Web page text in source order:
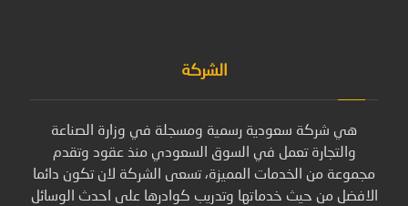
الشركة
هي شركة سعودية رسمية ومسجلة في وزارة الصناعة
والتجارة تعمل في السوق السعودي منذ عقود وتقدم
مجموعة من الخدمات المميزة، تسعى الشركة لان تكون دائما
الافضل من حيث خدماتها وتدريب كوادرها على احدث الوسائل